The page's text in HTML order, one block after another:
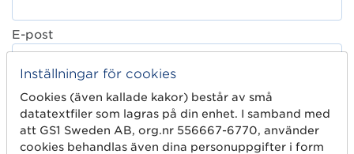
E-post
Jag bekräftar att jag har tagit del av
integritetspolicynsom beskriver GS1 Swedens
behandling av mina personuppgifter.
Inställningar för cookies
Cookies (även kallade kakor) består av små
datatextfiler som lagras på din enhet. I samband med
att GS1 Sweden AB, org.nr 556667-6770, använder
cookies behandlas även dina personuppgifter i form